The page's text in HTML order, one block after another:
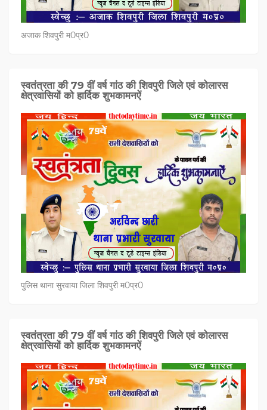
अजाक शिवपुरी म0प्र0
स्वतंत्रता की 79 वीं वर्ष गांठ की शिवपुरी जिले एवं कोलारस
क्षेत्रवासियों को हार्दिक शुभकामनऐं
पुलिस थाना सुरवाया जिला शिवपुरी म0प्र0
स्वतंत्रता की 79 वीं वर्ष गांठ की शिवपुरी जिले एवं कोलारस
क्षेत्रवासियों को हार्दिक शुभकामनऐं